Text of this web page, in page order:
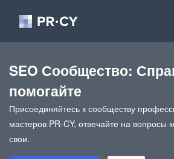
SEO Сообщество:
помогайте
Присоединяйтесь к сообществу
мастеров PR-CY, отвечайте на вопросы
свои.